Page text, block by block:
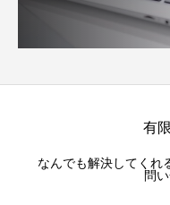
有
なんでも解決してくれ
問